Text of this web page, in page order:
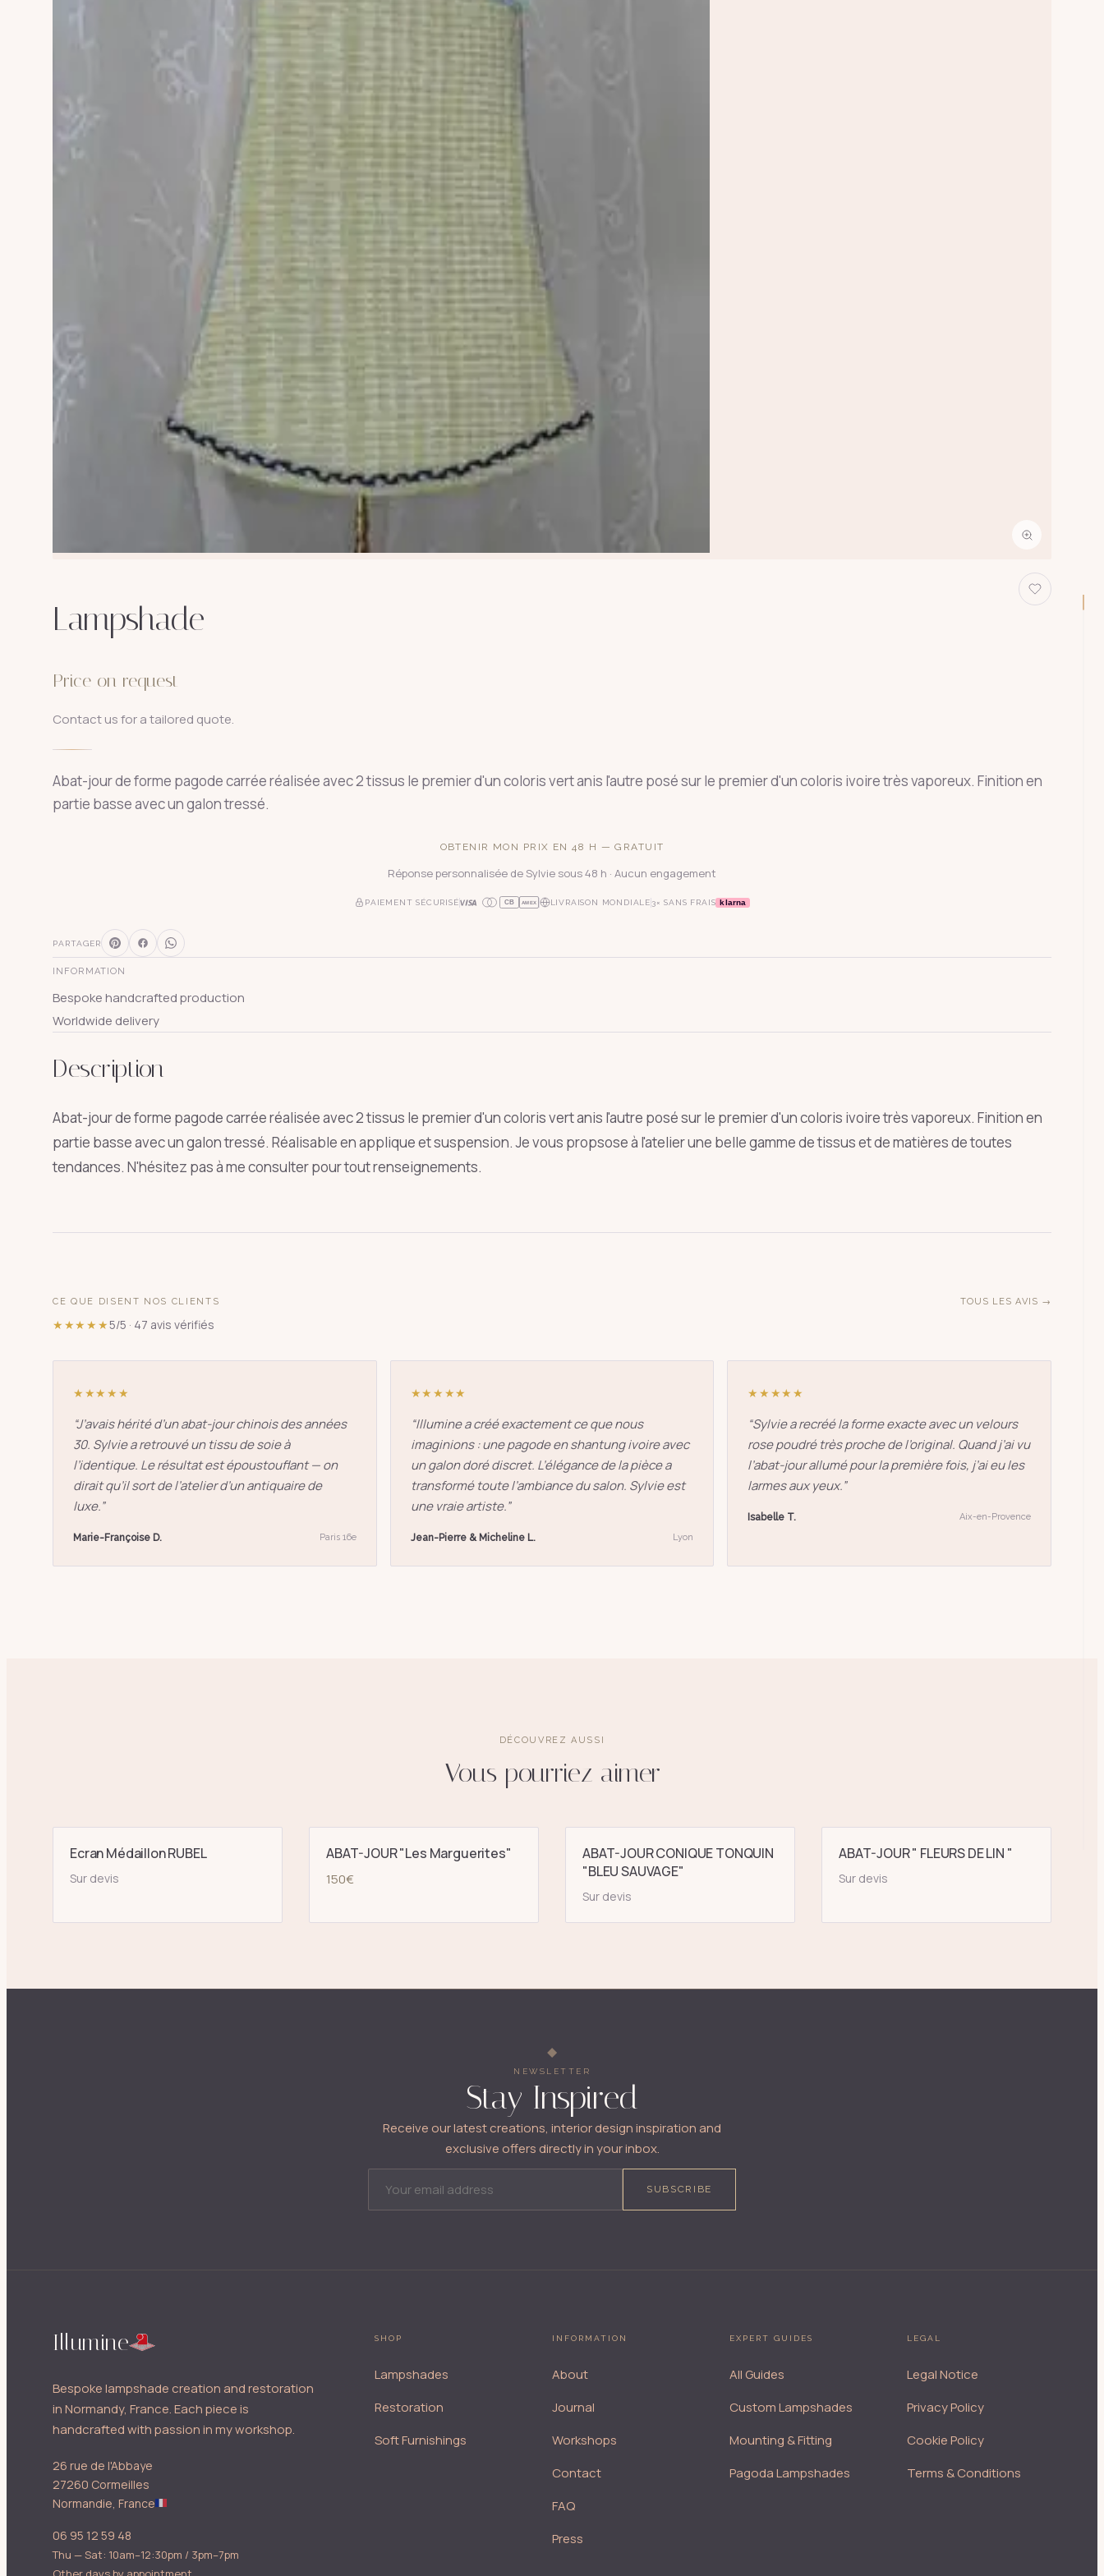
Lampshade
Price on request
Contact us for a tailored quote.
Abat-jour de forme pagode carrée réalisée avec 2 tissus le premier d'un coloris vert anis l'autre posé sur le premier d'un coloris ivoire très vaporeux. Finition en
partie basse avec un galon tressé.
OBTENIR MON PRIX EN 48 H — GRATUIT
Réponse personnalisée de Sylvie sous 48 h · Aucun engagement
PAIEMENT SÉCURISÉ CB AMEX LIVRAISON MONDIALE 3× SANS FRAIS klarna
PARTAGER
INFORMATION
Bespoke handcrafted production
Worldwide delivery
Description
Abat-jour de forme pagode carrée réalisée avec 2 tissus le premier d'un coloris vert anis l'autre posé sur le premier d'un coloris ivoire très vaporeux. Finition en
partie basse avec un galon tressé. Réalisable en applique et suspension. Je vous propsose à l'atelier une belle gamme de tissus et de matières de toutes
tendances. N'hésitez pas à me consulter pour tout renseignements.
CE QUE DISENT NOS CLIENTS
★★★★★5/5 · 47 avis vérifiés
TOUS LES AVIS →
★★★★★
“J’avais hérité d’un abat-jour chinois des années
30. Sylvie a retrouvé un tissu de soie à
l’identique. Le résultat est époustouflant — on
dirait qu’il sort de l’atelier d’un antiquaire de
luxe.”
Marie-Françoise D. Paris 16e
★★★★★
“Illumine a créé exactement ce que nous
imaginions : une pagode en shantung ivoire avec
un galon doré discret. L’élégance de la pièce a
transformé toute l’ambiance du salon. Sylvie est
une vraie artiste.”
Jean-Pierre & Micheline L. Lyon
★★★★★
“Sylvie a recréé la forme exacte avec un velours
rose poudré très proche de l’original. Quand j’ai vu
l’abat-jour allumé pour la première fois, j’ai eu les
larmes aux yeux.”
Isabelle T. Aix-en-Provence
DÉCOUVREZ AUSSI
Vous pourriez aimer
Ecran Médaillon RUBEL
Sur devis
ABAT-JOUR "Les Marguerites"
150€
ABAT-JOUR CONIQUE TONQUIN
"BLEU SAUVAGE"
Sur devis
ABAT-JOUR " FLEURS DE LIN "
Sur devis
NEWSLETTER
Stay Inspired
Receive our latest creations, interior design inspiration and
exclusive offers directly in your inbox.
SUBSCRIBE
Illumine
Bespoke lampshade creation and restoration
in Normandy, France. Each piece is
handcrafted with passion in my workshop.
26 rue de l'Abbaye
27260 Cormeilles
Normandie, France
06 95 12 59 48
Thu — Sat: 10am–12:30pm / 3pm–7pm
SHOP
Lampshades
Restoration
Soft Furnishings
INFORMATION
About
Journal
Workshops
Contact
FAQ
Press
EXPERT GUIDES
All Guides
Custom Lampshades
Mounting & Fitting
Pagoda Lampshades
LEGAL
Legal Notice
Privacy Policy
Cookie Policy
Terms & Conditions